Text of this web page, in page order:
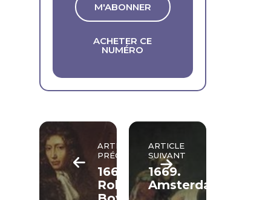
M'ABONNER
ACHETER CE
NUMÉRO
ARTICLE
PRÉCÉDENT
1662.
Robert
ARTICLE
SUIVANT
1669.
Amsterdam